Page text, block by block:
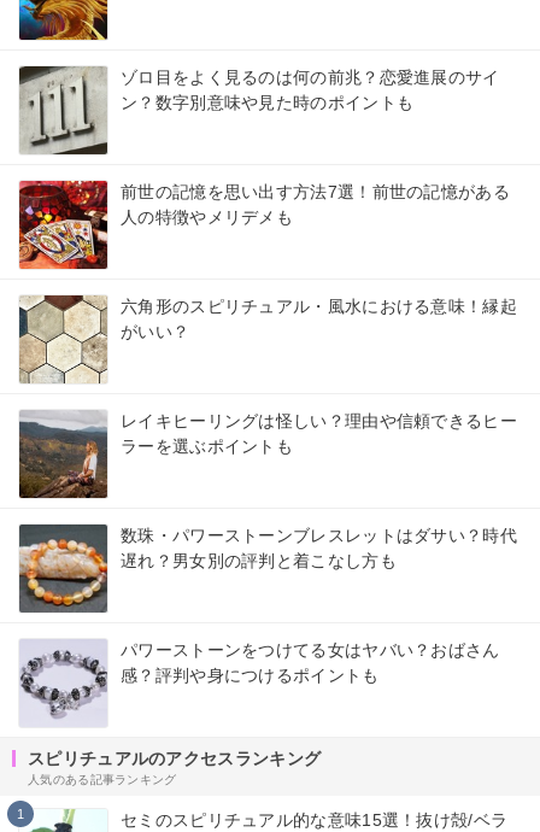
ゾロ目をよく見るのは何の前兆？恋愛進展のサイ
ン？数字別意味や見た時のポイントも
前世の記憶を思い出す方法7選！前世の記憶がある
人の特徴やメリデメも
六角形のスピリチュアル・風水における意味！縁起
がいい？
レイキヒーリングは怪しい？理由や信頼できるヒー
ラーを選ぶポイントも
数珠・パワーストーンブレスレットはダサい？時代
遅れ？男女別の評判と着こなし方も
パワーストーンをつけてる女はヤバい？おばさん
感？評判や身につけるポイントも
スピリチュアルのアクセスランキング
人気のある記事ランキング
1
セミのスピリチュアル的な意味15選！抜け殻/ベラ